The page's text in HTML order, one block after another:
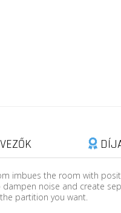
imbues the room with
noise and create
partition you want.